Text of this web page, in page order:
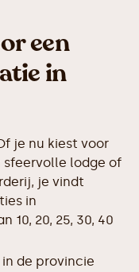
een
in
je nu kiest voor
sfeervolle lodge of
je vindt
in
10, 20, 25, 30, 40
de provincie